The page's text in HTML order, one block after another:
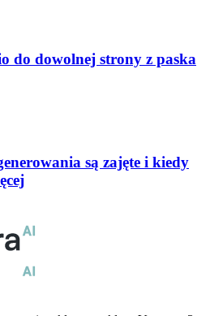
do dowolnej strony z paska
są zajęte i kiedy